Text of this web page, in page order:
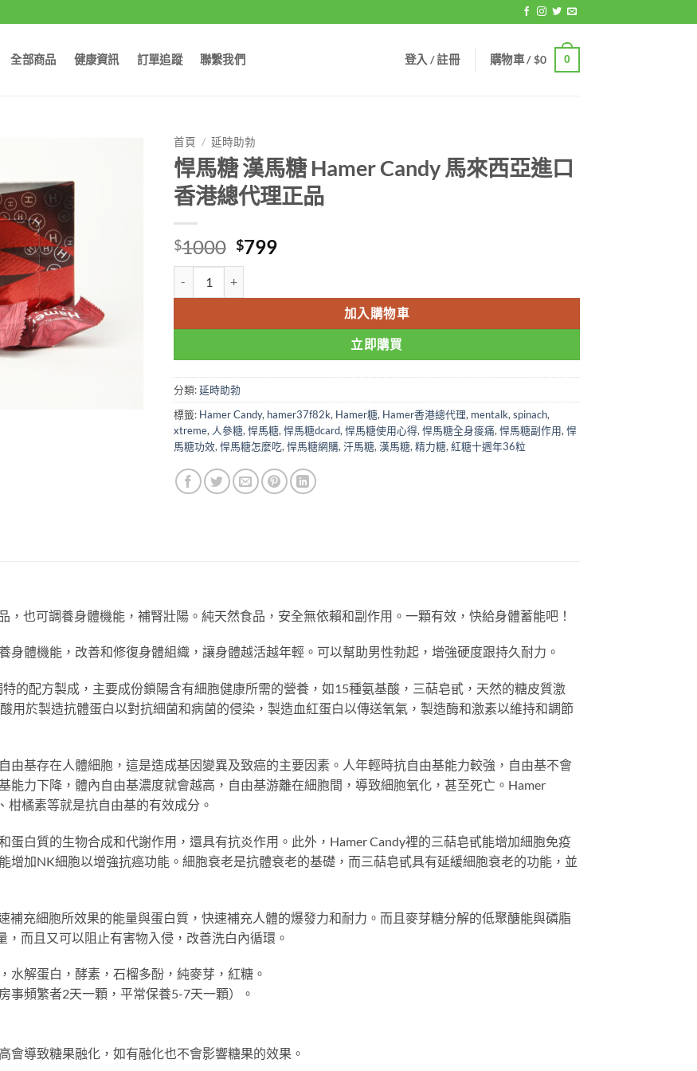
全部商品 健康資訊 訂單追蹤 聯繫我們 登入 / 註冊 購物車 /$0 0
首頁 / 延時助勃
悍馬糖 漢馬糖 Hamer Candy 馬來西亞進口
香港總代理正品
$1000 Original
price
was:
$1000.
$799Current
$799.
加入購物車
立即購買
分類:延時助勃
標籤: Hamer Candy, hamer37f82k, Hamer糖, Hamer香港總代理, mentalk, spinach,
xtreme, 人參糖, 悍馬糖, 悍馬糖dcard, 悍馬糖使用心得, 悍馬糖全身痠痛, 悍馬糖副作用, 悍
馬糖功效, 悍馬糖怎麼吃, 悍馬糖網購, 汗馬糖, 漢馬糖, 精力糖, 紅糖十週年36粒
，也可調養身體機能，補腎壯陽。純天然食品，安全無依賴和副作用。一顆有效，快給身體蓄能吧！
身體機能，改善和修復身體組織，讓身體越活越年輕。可以幫助男性勃起，增強硬度跟持久耐力。
特的配方製成，主要成份鎖陽含有細胞健康所需的營養，如15種氨基酸，三萜皂甙，天然的糖皮質激
用於製造抗體蛋白以對抗細菌和病菌的侵染，製造血紅蛋白以傳送氧氣，製造酶和激素以維持和調節
由基存在人體細胞，這是造成基因變異及致癌的主要因素。人年輕時抗自由基能力較強，自由基不會
能力下降，體內自由基濃度就會越高，自由基游離在細胞間，導致細胞氧化，甚至死亡。Hamer
橘素等就是抗自由基的有效成分。
蛋白質的生物合成和代謝作用，還具有抗炎作用。此外，Hamer Candy裡的三萜皂甙能增加細胞免疫
增加NK細胞以增強抗癌功能。細胞衰老是抗體衰老的基礎，而三萜皂甙具有延緩細胞衰老的功能，並
補充細胞所效果的能量與蛋白質，快速補充人體的爆發力和耐力。而且麥芽糖分解的低聚醣能與磷脂
而且又可以阻止有害物入侵，改善洗白內循環。
水解蛋白，酵素，石榴多酚，純麥芽，紅糖。
事頻繁者2天一顆，平常保養5-7天一顆）。
會導致糖果融化，如有融化也不會影響糖果的效果。